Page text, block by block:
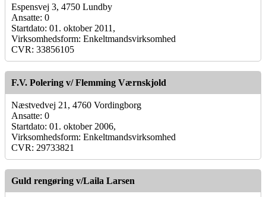
Espensvej 3, 4750 Lundby
Ansatte: 0
Startdato: 01. oktober 2011,
Virksomhedsform: Enkeltmandsvirksomhed
CVR: 33856105
F.V. Polering v/ Flemming Værnskjold
Næstvedvej 21, 4760 Vordingborg
Ansatte: 0
Startdato: 01. oktober 2006,
Virksomhedsform: Enkeltmandsvirksomhed
CVR: 29733821
Guld rengøring v/Laila Larsen